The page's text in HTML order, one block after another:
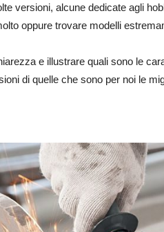
versioni, alcune dedicate agli
oppure trovare modelli
e illustrare quali sono le
di quelle che sono per noi le